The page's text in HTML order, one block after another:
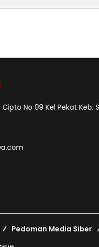
Cipto No 09 Kel Pekat Keb.
Pedoman Media Siber